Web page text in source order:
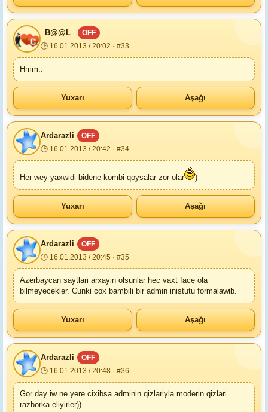
_B@@L_
OFF
🕒 16.01.2013 / 20:02 · #33
Hmm..
Yuxarı Aşağı
Ardarazli
OFF
🕒 16.01.2013 / 20:42 · #34
Her wey yaxwidi bidene kombi qoysalar zor olar )
Yuxarı Aşağı
Ardarazli
OFF
🕒 16.01.2013 / 20:45 · #35
Azerbaycan saytlari arxayin olsunlar hec vaxt face ola
bilmeyecekler. Cunki cox bambili bir admin inistutu formalawib.
Yuxarı Aşağı
Ardarazli
OFF
🕒 16.01.2013 / 20:48 · #36
Gor day iw ne yere cixibsa adminin qizlariyla moderin qizlari
razborka eliyirler)).